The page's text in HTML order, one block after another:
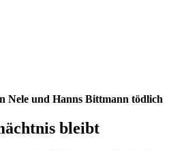
Nele und Hanns Bittmann tödlich
bleibt